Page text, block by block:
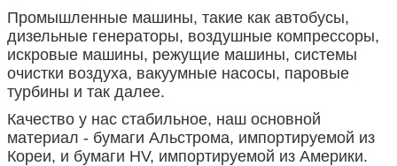
Промышленные машины, такие как автобусы,
дизельные генераторы, воздушные компрессоры,
искровые машины, режущие машины, системы
очистки воздуха, вакуумные насосы, паровые
турбины и так далее.
Качество у нас стабильное, наш основной
материал - бумаги Альстрома, импортируемой из
Кореи, и бумаги HV, импортируемой из Америки.